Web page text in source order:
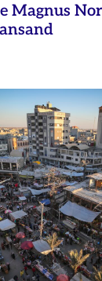
Magnus